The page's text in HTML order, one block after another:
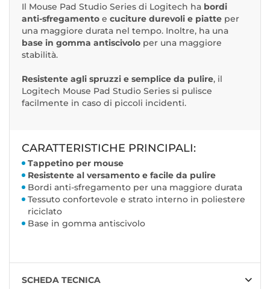
Il Mouse Pad Studio Series di Logitech ha bordi
anti-sfregamento e cuciture durevoli e piatte per
una maggiore durata nel tempo. Inoltre, ha una
base in gomma antiscivolo per una maggiore
stabilità.
Resistente agli spruzzi e semplice da pulire, il
Logitech Mouse Pad Studio Series si pulisce
facilmente in caso di piccoli incidenti.
CARATTERISTICHE PRINCIPALI:
Tappetino per mouse
Resistente al versamento e facile da pulire
Bordi anti-sfregamento per una maggiore durata
Tessuto confortevole e strato interno in poliestere
riciclato
Base in gomma antiscivolo
SCHEDA TECNICA